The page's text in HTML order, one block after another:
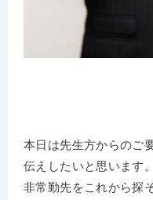
本日は先生方からのご
伝えしたいと思います。
非常勤先をこれから探